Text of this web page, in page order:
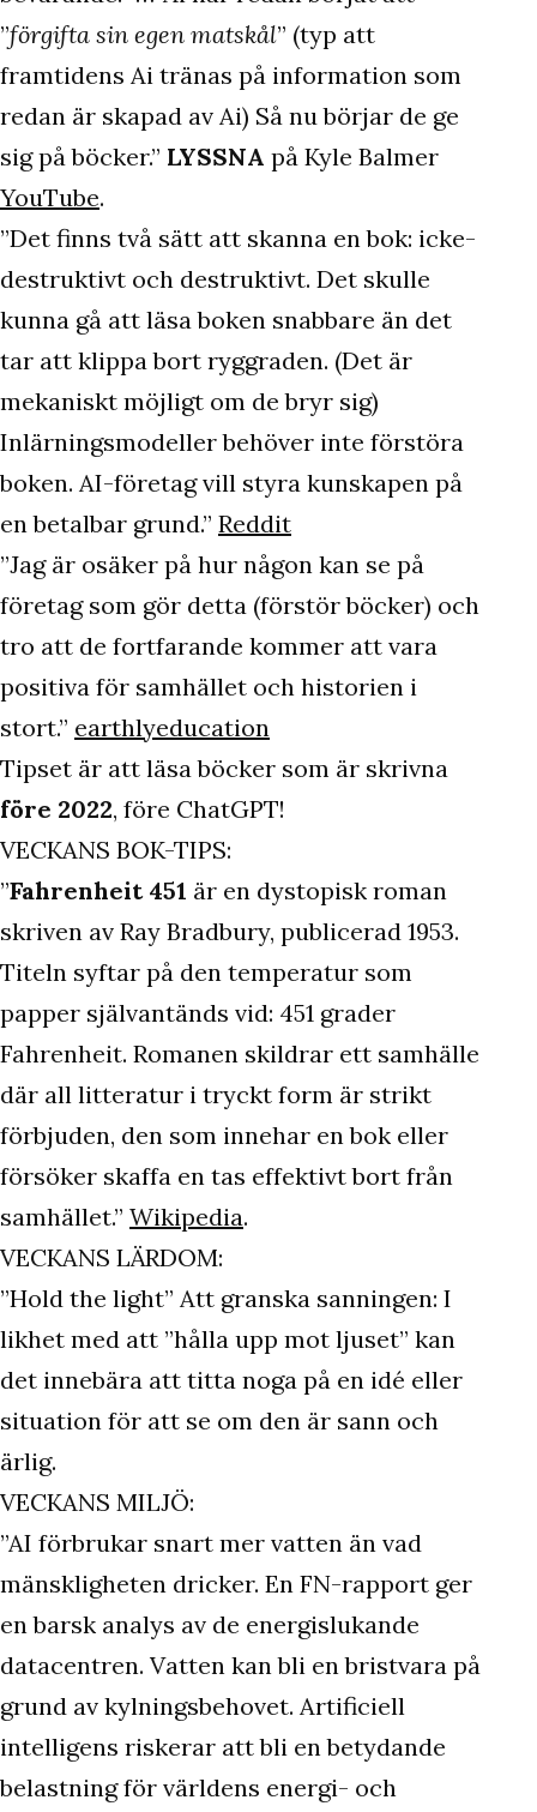
”förgifta sin egen matskål” (typ att
framtidens Ai tränas på information som
redan är skapad av Ai) Så nu börjar de ge
sig på böcker.” LYSSNA på Kyle Balmer
YouTube.
”Det finns två sätt att skanna en bok: icke-
destruktivt och destruktivt. Det skulle
kunna gå att läsa boken snabbare än det
tar att klippa bort ryggraden. (Det är
mekaniskt möjligt om de bryr sig)
Inlärningsmodeller behöver inte förstöra
boken. AI-företag vill styra kunskapen på
en betalbar grund.” Reddit
”Jag är osäker på hur någon kan se på
företag som gör detta (förstör böcker) och
tro att de fortfarande kommer att vara
positiva för samhället och historien i
stort.” earthlyeducation
Tipset är att läsa böcker som är skrivna
före 2022, före ChatGPT!
VECKANS BOK-TIPS:
”Fahrenheit 451 är en dystopisk roman
skriven av Ray Bradbury, publicerad 1953.
Titeln syftar på den temperatur som
papper självantänds vid: 451 grader
Fahrenheit. Romanen skildrar ett samhälle
där all litteratur i tryckt form är strikt
förbjuden, den som innehar en bok eller
försöker skaffa en tas effektivt bort från
samhället.” Wikipedia.
VECKANS LÄRDOM:
”Hold the light” Att granska sanningen: I
likhet med att ”hålla upp mot ljuset” kan
det innebära att titta noga på en idé eller
situation för att se om den är sann och
ärlig.
VECKANS MILJÖ:
”AI förbrukar snart mer vatten än vad
mänskligheten dricker. En FN-rapport ger
en barsk analys av de energislukande
datacentren. Vatten kan bli en bristvara på
grund av kylningsbehovet. Artificiell
intelligens riskerar att bli en betydande
belastning för världens energi- och